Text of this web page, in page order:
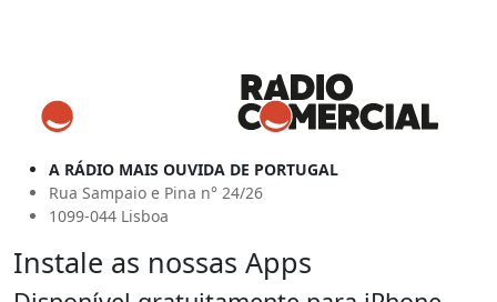
A RÁDIO MAIS OUVIDA DE PORTUGAL
Rua Sampaio e Pina n° 24/26
1099-044 Lisboa
Instale as nossas Apps